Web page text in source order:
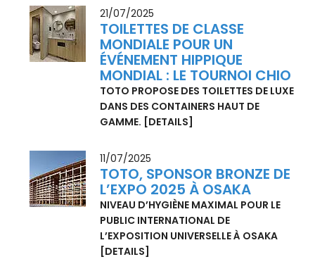
26/08/2025
FLEXIBILITÉ ET HAUTE QUALITÉ
POUR SATISFAIRE TOUTES LES
EXIGENCES DANS LA SALLE DE BAIN :
TOTO PRÉSENTE SES CÉRAMIQUES SUR
PIED.[DETAILS]
21/07/2025
MONDIALE POUR UN
ÉVÉNEMENT HIPPIQUE
MONDIAL : LE TOURNOI CHIO
TOTO PROPOSE DES TOILETTES DE LUXE
DANS DES CONTAINERS HAUT DE
GAMME.[DETAILS]